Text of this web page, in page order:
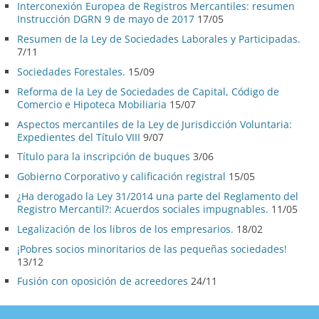
Interconexión Europea de Registros Mercantiles: resumen
Instrucción DGRN 9 de mayo de 2017 17/05
Resumen de la Ley de Sociedades Laborales y Participadas.
7/11
Sociedades Forestales. 15/09
Reforma de la Ley de Sociedades de Capital, Código de
Comercio e Hipoteca Mobiliaria 15/07
Aspectos mercantiles de la Ley de Jurisdicción Voluntaria:
Expedientes del Título VIII 9/07
Título para la inscripción de buques 3/06
Gobierno Corporativo y calificación registral 15/05
¿Ha derogado la Ley 31/2014 una parte del Reglamento del
Registro Mercantil?: Acuerdos sociales impugnables. 11/05
Legalización de los libros de los empresarios. 18/02
¡Pobres socios minoritarios de las pequeñas sociedades!
13/12
Fusión con oposición de acreedores 24/11